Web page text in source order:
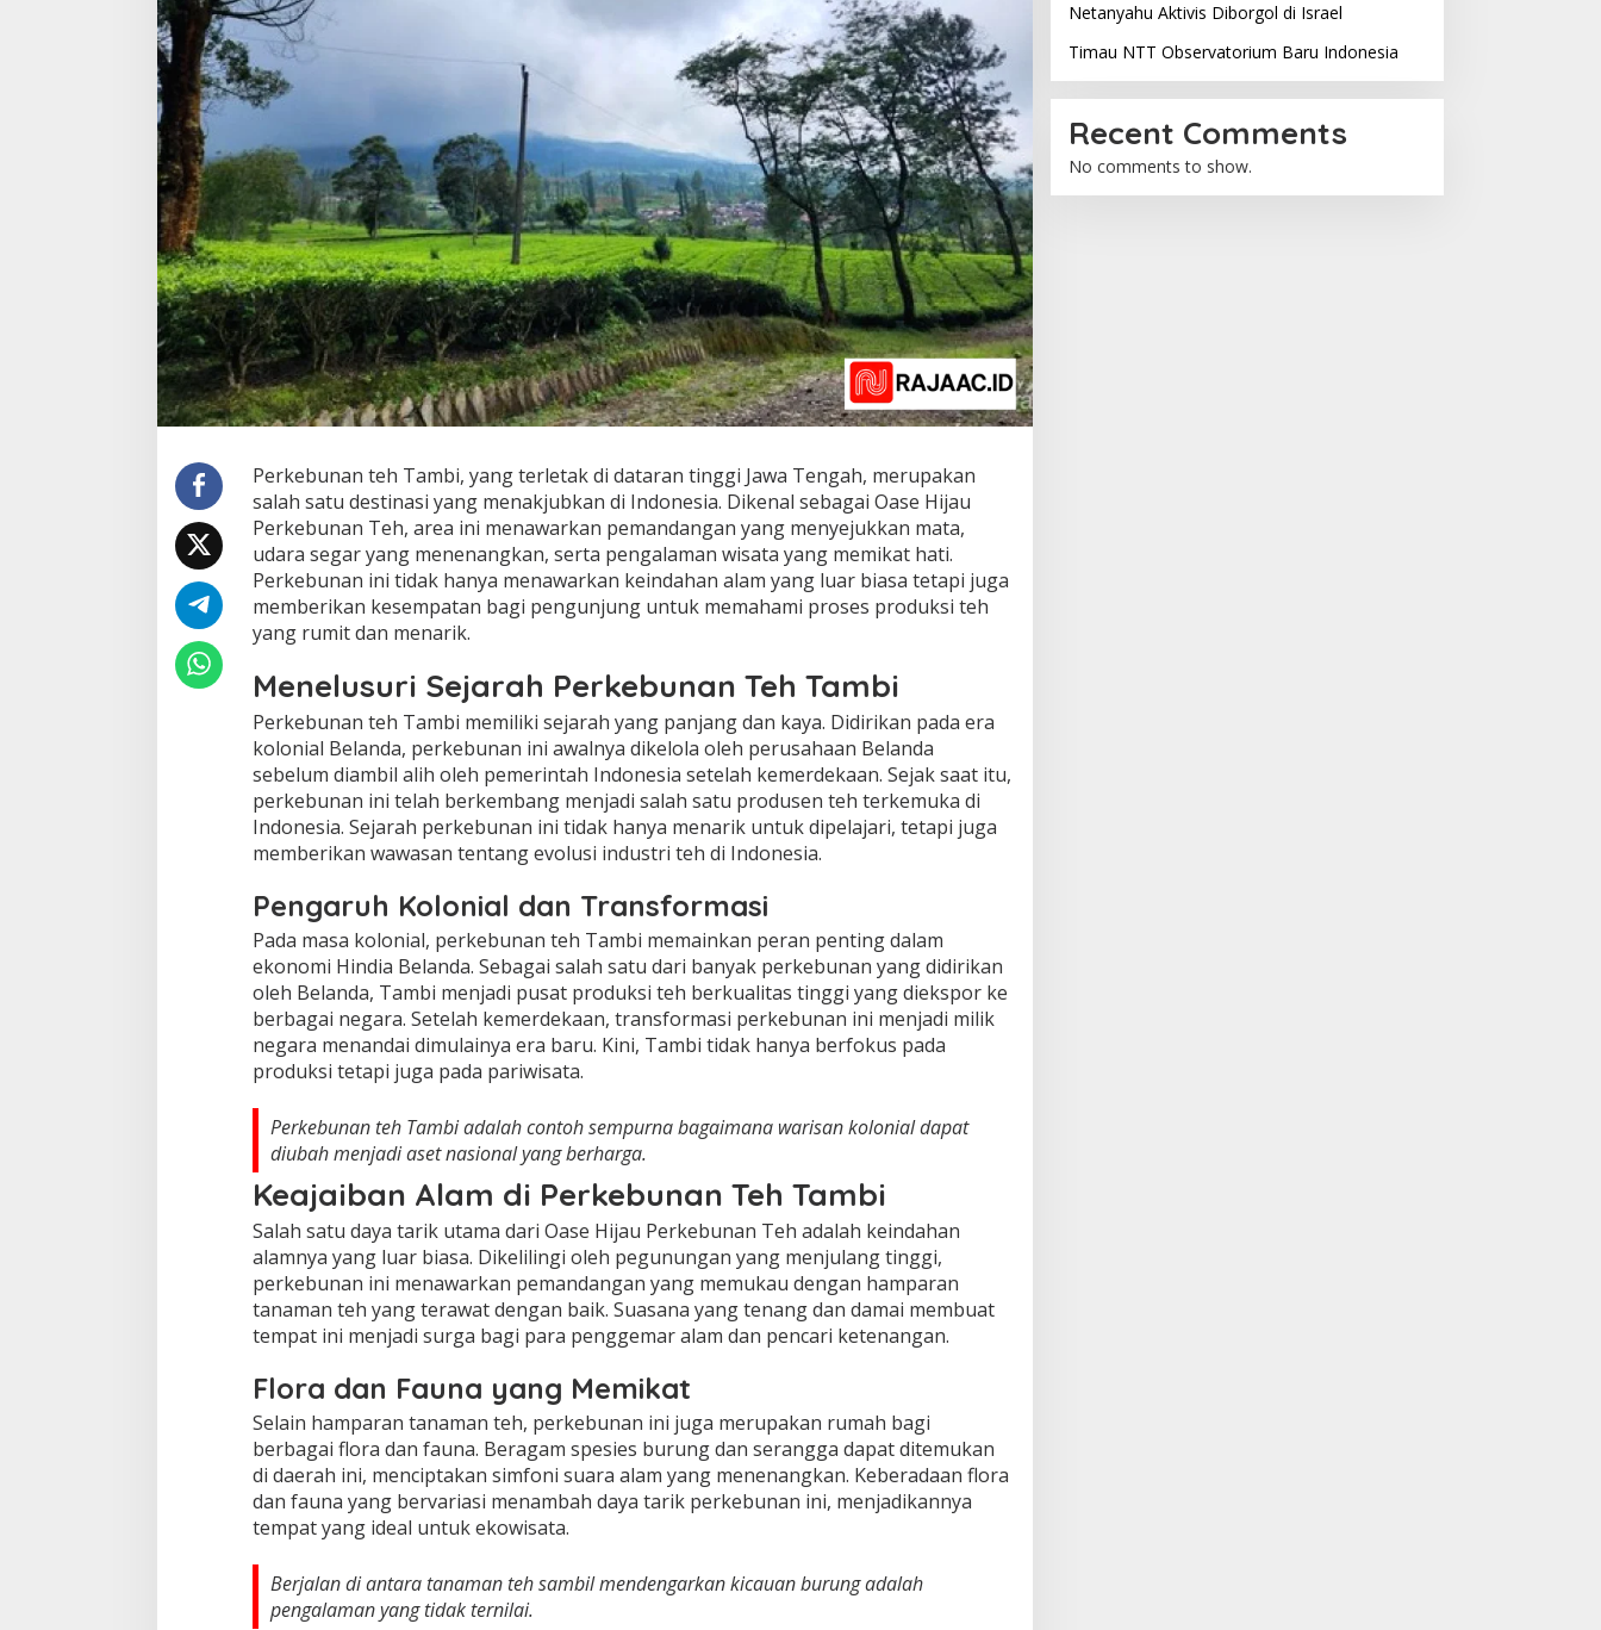
Perkebunan teh Tambi, yang terletak di dataran tinggi Jawa Tengah, merupakan
salah satu destinasi yang menakjubkan di Indonesia. Dikenal sebagai Oase Hijau
Perkebunan Teh, area ini menawarkan pemandangan yang menyejukkan mata,
udara segar yang menenangkan, serta pengalaman wisata yang memikat hati.
Perkebunan ini tidak hanya menawarkan keindahan alam yang luar biasa tetapi juga
memberikan kesempatan bagi pengunjung untuk memahami proses produksi teh
yang rumit dan menarik.
Menelusuri Sejarah Perkebunan Teh Tambi
Perkebunan teh Tambi memiliki sejarah yang panjang dan kaya. Didirikan pada era
kolonial Belanda, perkebunan ini awalnya dikelola oleh perusahaan Belanda
sebelum diambil alih oleh pemerintah Indonesia setelah kemerdekaan. Sejak saat itu,
perkebunan ini telah berkembang menjadi salah satu produsen teh terkemuka di
Indonesia. Sejarah perkebunan ini tidak hanya menarik untuk dipelajari, tetapi juga
memberikan wawasan tentang evolusi industri teh di Indonesia.
Pengaruh Kolonial dan Transformasi
Pada masa kolonial, perkebunan teh Tambi memainkan peran penting dalam
ekonomi Hindia Belanda. Sebagai salah satu dari banyak perkebunan yang didirikan
oleh Belanda, Tambi menjadi pusat produksi teh berkualitas tinggi yang diekspor ke
berbagai negara. Setelah kemerdekaan, transformasi perkebunan ini menjadi milik
negara menandai dimulainya era baru. Kini, Tambi tidak hanya berfokus pada
produksi tetapi juga pada pariwisata.
Perkebunan teh Tambi adalah contoh sempurna bagaimana warisan kolonial dapat
diubah menjadi aset nasional yang berharga.
Keajaiban Alam di Perkebunan Teh Tambi
Salah satu daya tarik utama dari Oase Hijau Perkebunan Teh adalah keindahan
alamnya yang luar biasa. Dikelilingi oleh pegunungan yang menjulang tinggi,
perkebunan ini menawarkan pemandangan yang memukau dengan hamparan
tanaman teh yang terawat dengan baik. Suasana yang tenang dan damai membuat
tempat ini menjadi surga bagi para penggemar alam dan pencari ketenangan.
Flora dan Fauna yang Memikat
Selain hamparan tanaman teh, perkebunan ini juga merupakan rumah bagi
berbagai flora dan fauna. Beragam spesies burung dan serangga dapat ditemukan
di daerah ini, menciptakan simfoni suara alam yang menenangkan. Keberadaan flora
dan fauna yang bervariasi menambah daya tarik perkebunan ini, menjadikannya
tempat yang ideal untuk ekowisata.
Berjalan di antara tanaman teh sambil mendengarkan kicauan burung adalah
pengalaman yang tidak ternilai.
Netanyahu Aktivis Diborgol di Israel
Timau NTT Observatorium Baru Indonesia
Recent Comments
No comments to show.